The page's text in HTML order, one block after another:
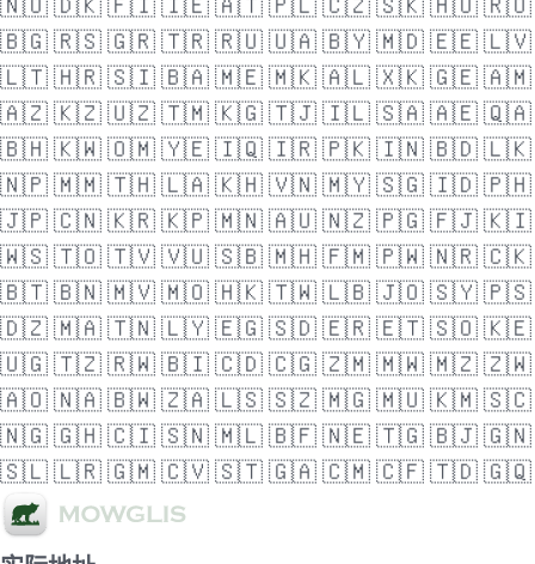
🇧🇬🇷🇸🇬🇷🇹🇷🇷🇺🇺🇦🇧🇾🇲🇩🇪🇪🇱🇻
🇱🇹🇭🇷🇸🇮🇧🇦🇲🇪🇲🇰🇦🇱🇽🇰🇬🇪🇦🇲
🇦🇿🇰🇿🇺🇿🇹🇲🇰🇬🇹🇯🇮🇱🇸🇦🇦🇪🇶🇦
🇧🇭🇰🇼🇴🇲🇾🇪🇮🇶🇮🇷🇵🇰🇮🇳🇧🇩🇱🇰
🇳🇵🇲🇲🇹🇭🇱🇦🇰🇭🇻🇳🇲🇾🇸🇬🇮🇩🇵🇭
🇯🇵🇨🇳🇰🇷🇰🇵🇲🇳🇦🇺🇳🇿🇵🇬🇫🇯🇰🇮
🇼🇸🇹🇴🇹🇻🇻🇺🇸🇧🇲🇭🇫🇲🇵🇼🇳🇷🇨🇰
🇧🇹🇧🇳🇲🇻🇲🇴🇭🇰🇹🇼🇱🇧🇯🇴🇸🇾🇵🇸
🇩🇿🇲🇦🇹🇳🇱🇾🇪🇬🇸🇩🇪🇷🇪🇹🇸🇴🇰🇪
🇺🇬🇹🇿🇷🇼🇧🇮🇨🇩🇨🇬🇿🇲🇲🇼🇲🇿🇿🇼
🇦🇴🇳🇦🇧🇼🇿🇦🇱🇸🇸🇿🇲🇬🇲🇺🇰🇲🇸🇨
🇳🇬🇬🇭🇨🇮🇸🇳🇲🇱🇧🇫🇳🇪🇹🇬🇧🇯🇬🇳
🇸🇱🇱🇷🇬🇲🇨🇻🇸🇹🇬🇦🇨🇲🇨🇫🇹🇩🇬🇶